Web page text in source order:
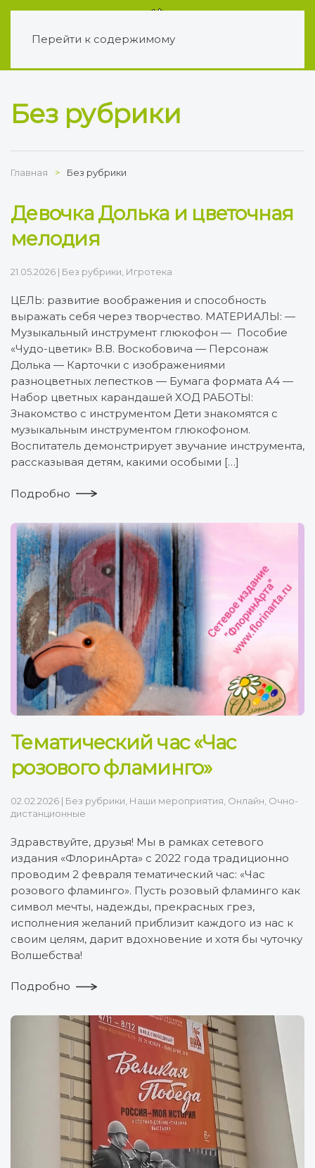
Перейти к содержимому
Без рубрики
Главная Без рубрики
Девочка Долька и цветочная
мелодия
21.05.2026 | Без рубрики Игротека
ЦЕЛЬ: развитие воображения и способность
выражать себя через творчество. МАТЕРИАЛЫ: —
Музыкальный инструмент глюкофон — Пособие
«Чудо-цветик» В.В. Воскобовича — Персонаж
Долька — Карточки с изображениями
разноцветных лепестков — Бумага формата A4 —
Набор цветных карандашей ХОД РАБОТЫ:
Знакомство с инструментом Дети знакомятся с
музыкальным инструментом глюкофоном.
Воспитатель демонстрирует звучание инструмента,
рассказывая детям, какими особыми […]
Подробно
Тематический час «Час
розового фламинго»
02.02.2026 | Без рубрики Наши мероприятия Онлайн Очно-
дистанционные
Здравствуйте, друзья! Мы в рамках сетевого
издания «ФлоринАрта» с 2022 года традиционно
проводим 2 февраля тематический час: «Час
розового фламинго». Пусть розовый фламинго как
символ мечты, надежды, прекрасных грез,
исполнения желаний приблизит каждого из нас к
своим целям, дарит вдохновение и хотя бы чуточку
Волшебства!
Подробно